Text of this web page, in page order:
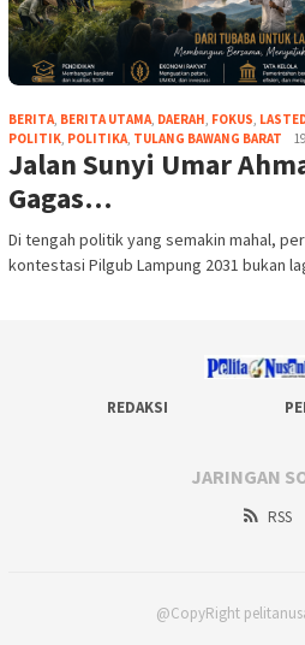
BERITA, BERITA UTAMA, DAERAH, FOKUS,
POLITIK, POLITIKA, TULANG BAWANG BARAT
Jalan Sunyi Umar
Gagas…
Di tengah politik yang semakin mahal,
kontestasi Pilgub Lampung 2031 bukan
REDAKSI
JARINGAN
RSS
@CopyRight